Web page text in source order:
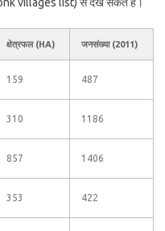
क्षेत्रफल (HA) जनसंख्या (2011)
159 487
310 1186
857 1406
353 422